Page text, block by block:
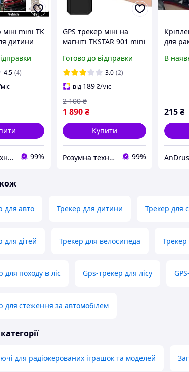
міні mini TK
дитини
SOS
4.5 (4)
Розумна техніка 99%
GPS трекер міні на
магніті TKSTAR 901 mini
собаки, автомобіля 600
mAh TK STAR 901 авто
Готово до відправки
3.0 (2)
від 189₴/міс
1 890₴
2 100 ₴
Купити
Розумна техніка 99%
для
для
В
215₴
AnDrus
для авто Трекер для дитини Трекер для
для дітей Трекер для велосипеда Трекер
для походу в ліс Gps-трекер для лісу
для стеження за автомобілем
для радіокерованих іграшок та моделей